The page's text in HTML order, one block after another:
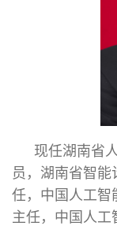
现任湖南省
员，湖南省智能
任，中国人工智
主任，中国人工